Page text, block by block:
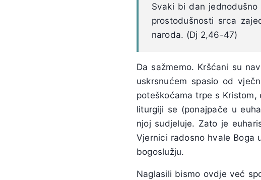
Svaki bi dan
prostodušnosti srca
naroda. (Dj 2,46-47)
Da sažmemo. Kršćani su
uskrsnućem spasio od
poteškoćama trpe s
liturgiji se (ponajpače u
njoj sudjeluje. Zato je
Vjernici radosno hvale Boga
bogoslužju.
Naglasili bismo ovdje već